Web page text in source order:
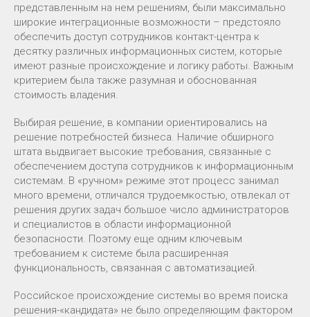
представленным на нем решениям, были максимально
широкие интеграционные возможности – предстояло
обеспечить доступ сотрудников контакт-центра к
десятку различных информационных систем, которые
имеют разные происхождение и логику работы. Важным
критерием была также разумная и обоснованная
стоимость владения.
Выбирая решение, в компании ориентировались на
решение потребностей бизнеса. Наличие обширного
штата выдвигает высокие требования, связанные с
обеспечением доступа сотрудников к информационным
системам. В «ручном» режиме этот процесс занимал
много времени, отличался трудоемкостью, отвлекал от
решения других задач большое число администраторов
и специалистов в области информационной
безопасности. Поэтому еще одним ключевым
требованием к системе была расширенная
функциональность, связанная с автоматизацией.
Российское происхождение системы во время поиска
решения-«кандидата» не было определяющим фактором